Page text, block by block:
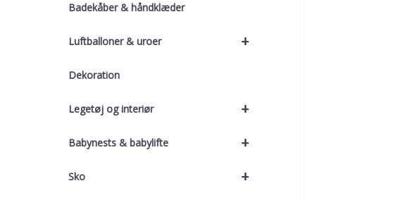
Badekåber & håndklæder
+
Luftballoner & uroer
Dekoration
+
Legetøj og interiør
+
Babynests & babylifte
+
Sko